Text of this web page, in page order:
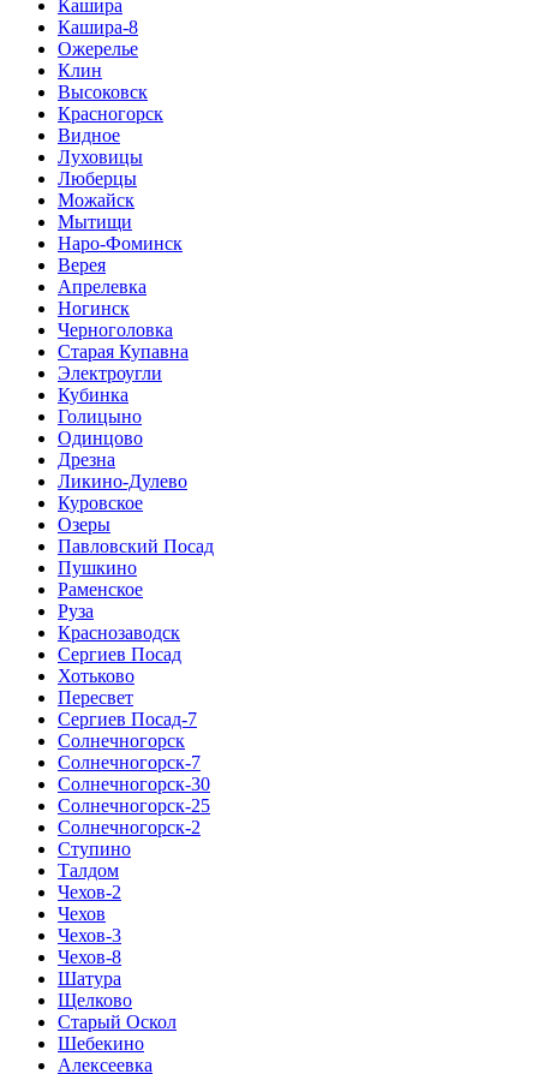
Кашира
Кашира-8
Ожерелье
Клин
Высоковск
Красногорск
Видное
Луховицы
Люберцы
Можайск
Мытищи
Наро-Фоминск
Верея
Апрелевка
Ногинск
Черноголовка
Старая Купавна
Электроугли
Кубинка
Голицыно
Одинцово
Дрезна
Ликино-Дулево
Куровское
Озеры
Павловский Посад
Пушкино
Раменское
Руза
Краснозаводск
Сергиев Посад
Хотьково
Пересвет
Сергиев Посад-7
Солнечногорск
Солнечногорск-7
Солнечногорск-30
Солнечногорск-25
Солнечногорск-2
Ступино
Талдом
Чехов-2
Чехов
Чехов-3
Чехов-8
Шатура
Щелково
Старый Оскол
Шебекино
Алексеевка